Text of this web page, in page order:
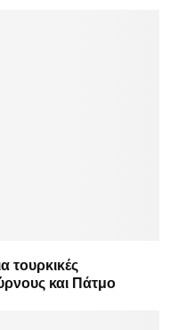
τουρκικές
και Πάτμο